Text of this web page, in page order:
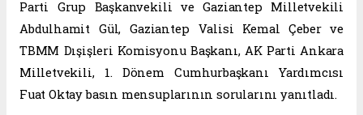
Parti Grup Başkanvekili ve Gaziantep Milletvekili
Abdulhamit Gül, Gaziantep Valisi Kemal Çeber ve
TBMM Dışişleri Komisyonu Başkanı, AK Parti Ankara
Milletvekili, 1. Dönem Cumhurbaşkanı Yardımcısı
Fuat Oktay basın mensuplarının sorularını yanıtladı.